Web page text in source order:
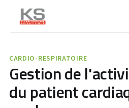
CARDIO-RESPIRATOIRE
Gestion de
du patient